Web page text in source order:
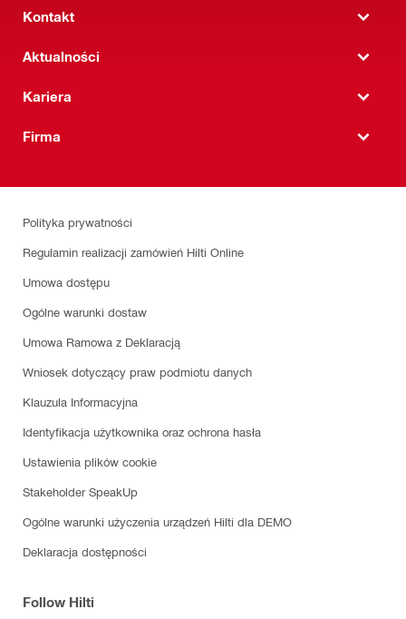
Kontakt
Aktualności
Kariera
Firma
Polityka prywatności
Regulamin realizacji zamówień Hilti Online
Umowa dostępu
Ogólne warunki dostaw
Umowa Ramowa z Deklaracją
Wniosek dotyczący praw podmiotu danych
Klauzula Informacyjna
Identyfikacja użytkownika oraz ochrona hasła
Ustawienia plików cookie
Stakeholder SpeakUp
Ogólne warunki użyczenia urządzeń Hilti dla DEMO
Deklaracja dostępności
Follow Hilti